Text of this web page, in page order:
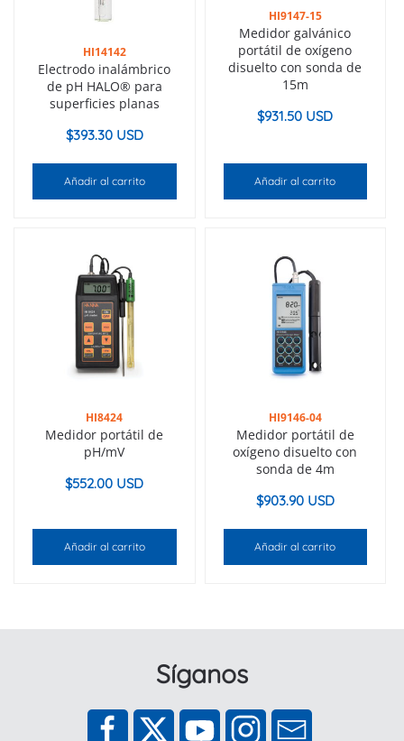
HI14142
Electrodo inalámbrico
de pH HALO® para
superficies planas
$393.30 USD
Añadir al carrito
HI9147-15
Medidor galvánico
portátil de oxígeno
disuelto con sonda de
15m
$931.50 USD
Añadir al carrito
HI8424
Medidor portátil de
pH/mV
$552.00 USD
Añadir al carrito
HI9146-04
Medidor portátil de
oxígeno disuelto con
sonda de 4m
$903.90 USD
Añadir al carrito
Síganos